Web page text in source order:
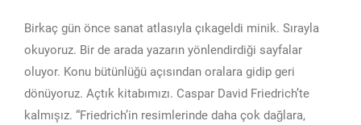
Birkaç gün önce sanat atlasıyla çıkageldi minik. Sırayla
okuyoruz. Bir de arada yazarın yönlendirdiği sayfalar
oluyor. Konu bütünlüğü açısından oralara gidip geri
dönüyoruz. Açtık kitabımızı. Caspar David Friedrich’te
kalmışız. “Friedrich’in resimlerinde daha çok dağlara,